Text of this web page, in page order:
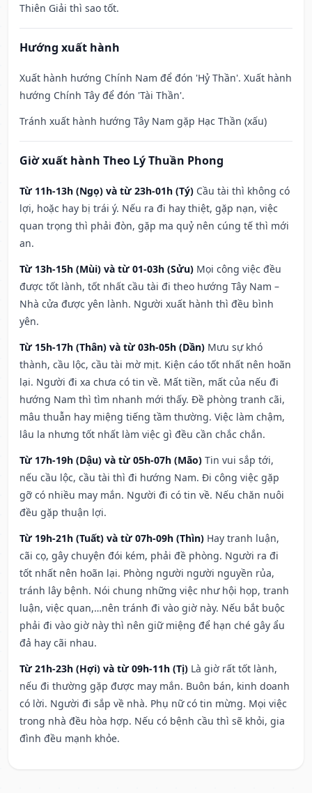
Thiên Giải thì sao tốt.
Hướng xuất hành
Xuất hành hướng Chính Nam để đón 'Hỷ Thần'. Xuất hành
hướng Chính Tây để đón 'Tài Thần'.
Tránh xuất hành hướng Tây Nam gặp Hạc Thần (xấu)
Giờ xuất hành Theo Lý Thuần Phong
Từ 11h-13h (Ngọ) và từ 23h-01h (Tý) Cầu tài thì không có
lợi, hoặc hay bị trái ý. Nếu ra đi hay thiệt, gặp nạn, việc
quan trọng thì phải đòn, gặp ma quỷ nên cúng tế thì mới
an.
Từ 13h-15h (Mùi) và từ 01-03h (Sửu) Mọi công việc đều
được tốt lành, tốt nhất cầu tài đi theo hướng Tây Nam –
Nhà cửa được yên lành. Người xuất hành thì đều bình
yên.
Từ 15h-17h (Thân) và từ 03h-05h (Dần) Mưu sự khó
thành, cầu lộc, cầu tài mờ mịt. Kiện cáo tốt nhất nên hoãn
lại. Người đi xa chưa có tin về. Mất tiền, mất của nếu đi
hướng Nam thì tìm nhanh mới thấy. Đề phòng tranh cãi,
mâu thuẫn hay miệng tiếng tầm thường. Việc làm chậm,
lâu la nhưng tốt nhất làm việc gì đều cần chắc chắn.
Từ 17h-19h (Dậu) và từ 05h-07h (Mão) Tin vui sắp tới,
nếu cầu lộc, cầu tài thì đi hướng Nam. Đi công việc gặp
gỡ có nhiều may mắn. Người đi có tin về. Nếu chăn nuôi
đều gặp thuận lợi.
Từ 19h-21h (Tuất) và từ 07h-09h (Thìn) Hay tranh luận,
cãi cọ, gây chuyện đói kém, phải đề phòng. Người ra đi
tốt nhất nên hoãn lại. Phòng người người nguyền rủa,
tránh lây bệnh. Nói chung những việc như hội họp, tranh
luận, việc quan,…nên tránh đi vào giờ này. Nếu bắt buộc
phải đi vào giờ này thì nên giữ miệng để hạn ché gây ẩu
đả hay cãi nhau.
Từ 21h-23h (Hợi) và từ 09h-11h (Tị) Là giờ rất tốt lành,
nếu đi thường gặp được may mắn. Buôn bán, kinh doanh
có lời. Người đi sắp về nhà. Phụ nữ có tin mừng. Mọi việc
trong nhà đều hòa hợp. Nếu có bệnh cầu thì sẽ khỏi, gia
đình đều mạnh khỏe.